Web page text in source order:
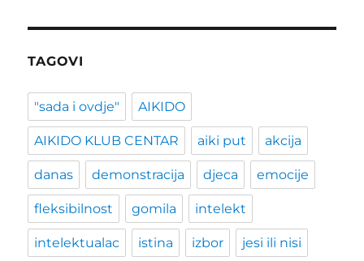
TAGOVI
"sada i ovdje" AIKIDO
AIKIDO KLUB CENTAR aiki put akcija
danas demonstracija djeca emocije
fleksibilnost gomila intelekt
intelektualac istina izbor jesi ili nisi